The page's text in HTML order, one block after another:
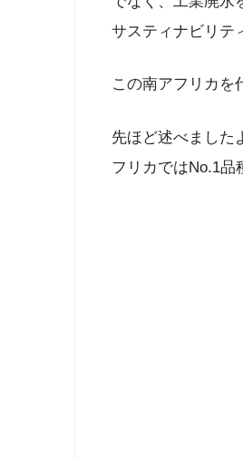
サスティナビリテ
この南アフリカを
先ほど述べました
フリカではNo.1品